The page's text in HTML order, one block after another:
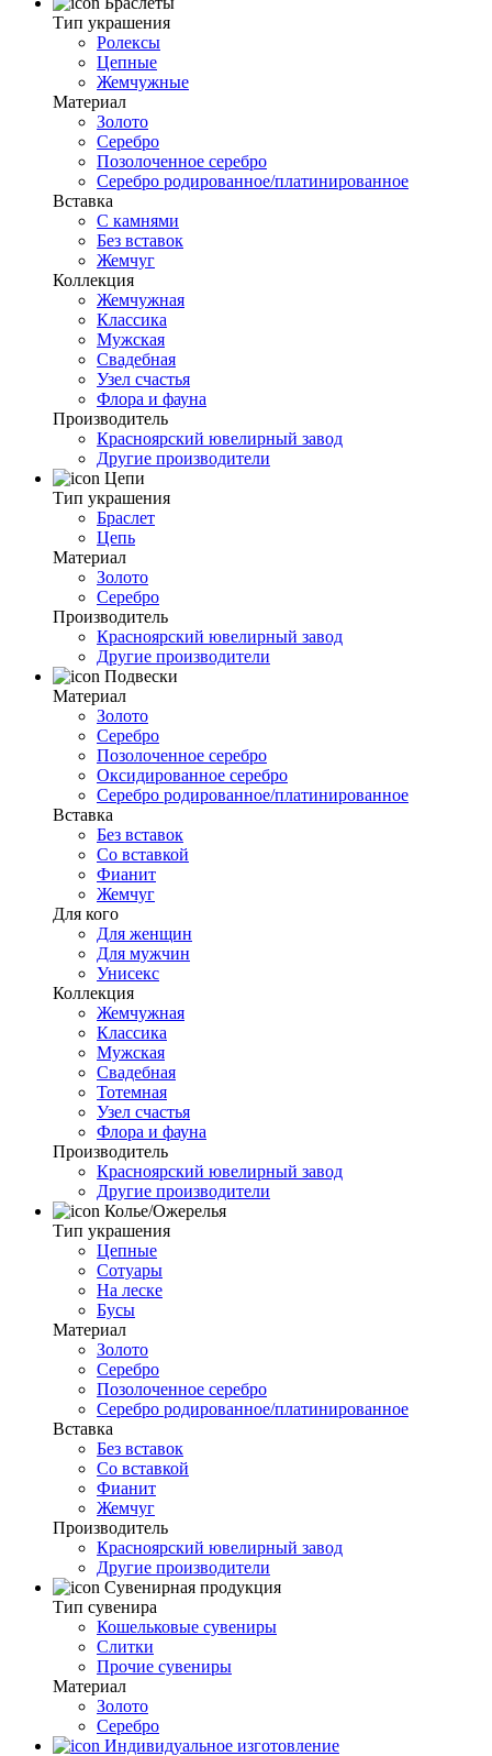
Тип украшения
Ролексы
Цепные
Жемчужные
Материал
Золото
Серебро
Позолоченное серебро
Серебро родированное/платинированное
Вставка
С камнями
Без вставок
Жемчуг
Коллекция
Жемчужная
Классика
Мужская
Свадебная
Узел счастья
Флора и фауна
Производитель
Красноярский ювелирный завод
Другие производители
Цепи
Тип украшения
Браслет
Цепь
Материал
Золото
Серебро
Производитель
Красноярский ювелирный завод
Другие производители
Подвески
Материал
Золото
Серебро
Позолоченное серебро
Оксидированное серебро
Серебро родированное/платинированное
Вставка
Без вставок
Со вставкой
Фианит
Жемчуг
Для кого
Для женщин
Для мужчин
Унисекс
Коллекция
Жемчужная
Классика
Мужская
Свадебная
Тотемная
Узел счастья
Флора и фауна
Производитель
Красноярский ювелирный завод
Другие производители
Колье/Ожерелья
Тип украшения
Цепные
Сотуары
На леске
Бусы
Материал
Золото
Серебро
Позолоченное серебро
Серебро родированное/платинированное
Вставка
Без вставок
Со вставкой
Фианит
Жемчуг
Производитель
Красноярский ювелирный завод
Другие производители
Сувенирная продукция
Тип сувенира
Кошельковые сувениры
Слитки
Прочие сувениры
Материал
Золото
Серебро
Индивидуальное изготовление